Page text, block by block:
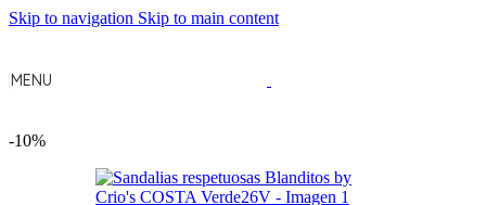
Skip to navigation Skip to main content
MENU
-10%